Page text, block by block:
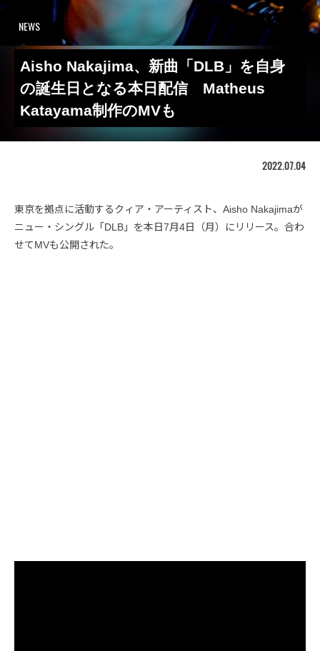
NEWS
Aisho Nakajima、新曲「DLB」を自身
の誕生日となる本日配信 Matheus
Katayama制作のMVも
2022.07.04
東京を拠点に活動するクィア・アーティスト、Aisho Nakajimaが
ニュー・シングル「DLB」を本日7月4日（月）にリリース。合わ
せてMVも公開された。